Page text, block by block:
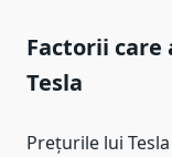
Factorii
Tesla
Prețurile lui